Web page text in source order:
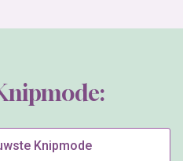
Knipmode